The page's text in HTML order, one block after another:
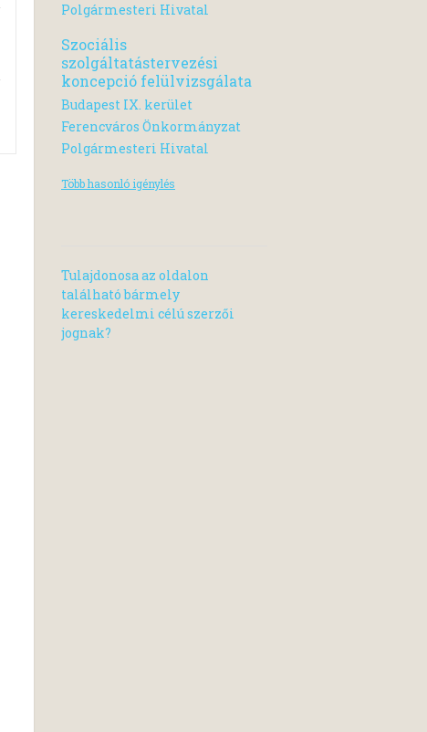
Polgármesteri Hivatal
Szociális
szolgáltatástervezési
koncepció felülvizsgálata
Budapest IX. kerület
Ferencváros Önkormányzat
Polgármesteri Hivatal
Több hasonló igénylés
Tulajdonosa az oldalon
található bármely
kereskedelmi célú szerzői
jognak?